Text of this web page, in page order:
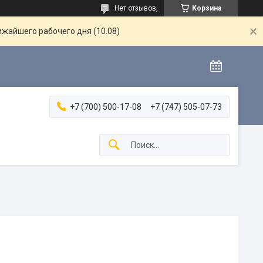
Корзина
Нет отзывов,
рабочего дня (10.08)
+7 (700) 500-17-08 +7 (747) 505-07-73